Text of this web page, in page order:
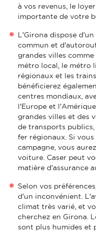
à vos revenus, le
importante de votre
L'Girona dispose
commun et
grandes villes
métro local, le métro
régionaux et les
bénéficierez
centres mondiaux,
l'Europe et
grandes villes et des
de transports publics,
fer régionaux. Si
campagne, vous
voiture. Caser peut
matière d'assurance
Selon vos
d'un inconvénient.
climat très varié, et
cherchez en Girona.
sont plus humides et